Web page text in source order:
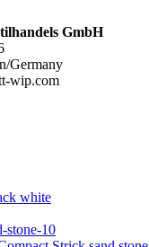
GmbH
Germany
wip.com
white